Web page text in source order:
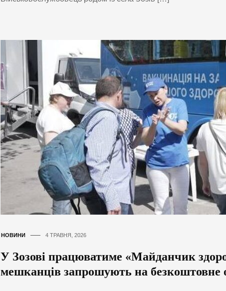
НОВИНИ 4 ТРАВНЯ, 2026
У Зозові працюватиме «Майданчик
мешканців запрошують на безкоштовне